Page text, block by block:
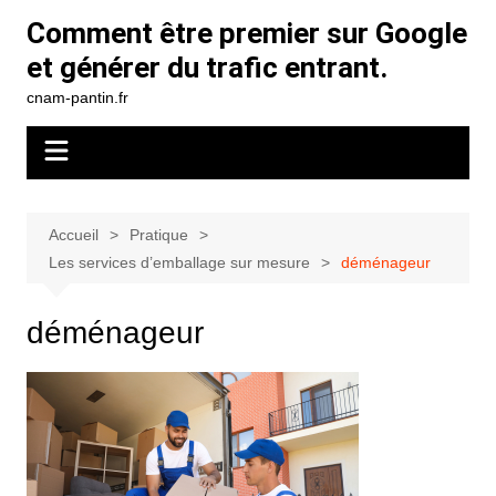
contenu
Comment être premier sur Google
et générer du trafic entrant.
cnam-pantin.fr
Accueil
Pratique
Les services d’emballage sur mesure
déménageur
déménageur